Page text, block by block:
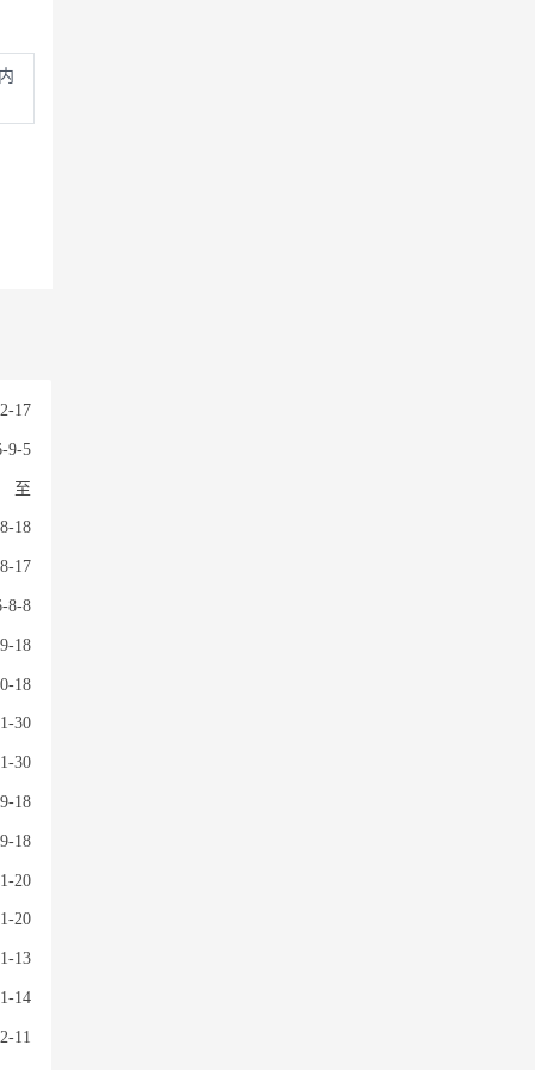
17
9-5
至
18
17
8-8
18
18
30
30
18
18
20
20
13
14
11